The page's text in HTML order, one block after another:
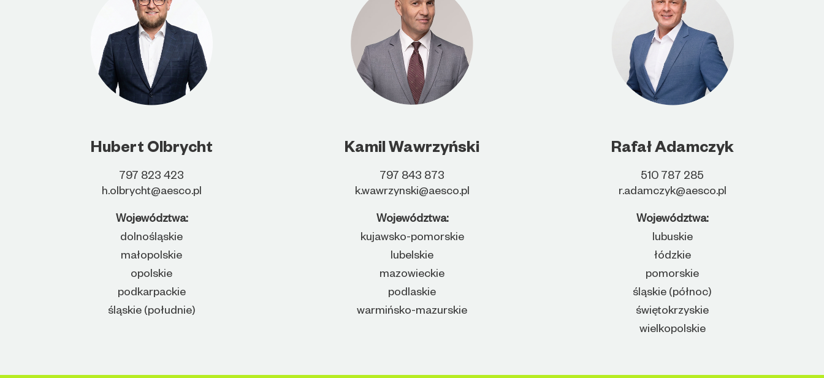
Hubert Olbrycht
797 823 423
h.olbrycht@aesco.pl
Województwa:
dolnośląskie
małopolskie
opolskie
podkarpackie
śląskie (południe)
Kamil Wawrzyński
797 843 873
k.wawrzynski@aesco.pl
Województwa:
kujawsko-pomorskie
lubelskie
mazowieckie
podlaskie
warmińsko-mazurskie
Rafał Adamczyk
510 787 285
r.adamczyk@aesco.pl
Województwa:
lubuskie
łódzkie
pomorskie
śląskie (północ)
świętokrzyskie
wielkopolskie